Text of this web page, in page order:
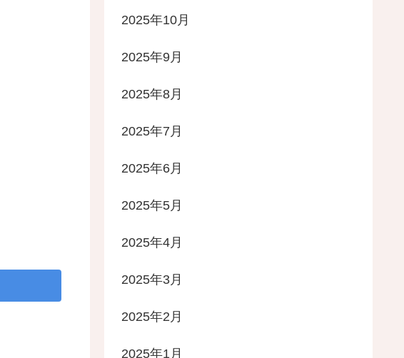
2025年10月
2025年9月
2025年8月
2025年7月
2025年6月
2025年5月
2025年4月
2025年3月
2025年2月
2025年1月